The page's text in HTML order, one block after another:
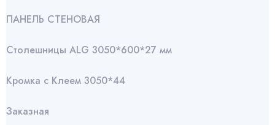
ПАНЕЛЬ СТЕНОВАЯ
Столешницы ALG 3050*600*27 мм
Кромка с Клеем 3050*44
Заказная